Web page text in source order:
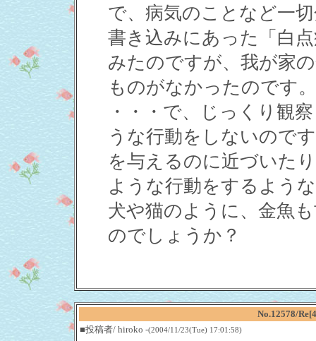
で、病気のことなど一
書き込みにあった「白
みたのですが、我が家
ものがなかったのです。
・・・で、じっくり観
うな行動をしないので
を与えるのに近づいた
ような行動をするよう
犬や猫のように、金魚
のでしょうか？
No.12578/
■投稿者/ hiroko -(2004/11/23(Tue) 17:01:58)